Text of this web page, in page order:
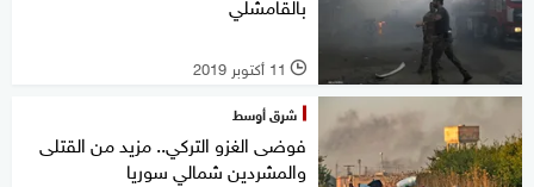
l 11 أكتوبر 2019
شرق أوسط
فوضى الغزو التركي.. مزيد من القتلى
والمشردين شمالي سوريا